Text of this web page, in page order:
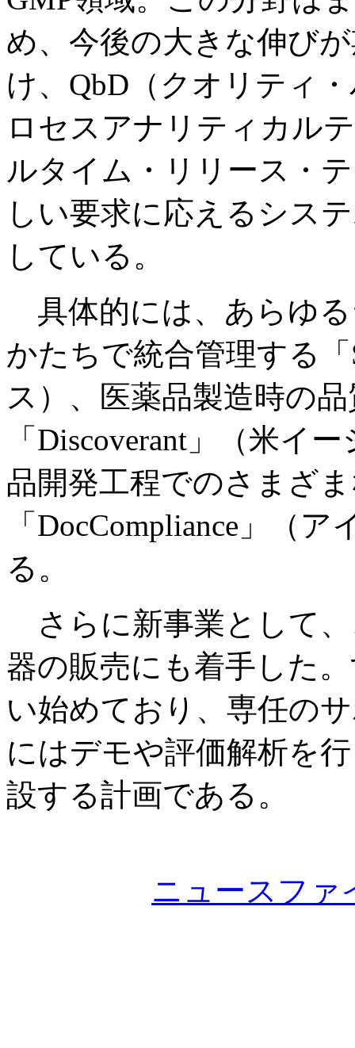
め、今後の大きな伸び
け、QbD（クオリティ
ロセスアナリティカル
ルタイム・リリース・
しい要求に応えるシス
している。
具体的には、あらゆ
かたちで統合管理する
ス）、医薬品製造時の
「Discoverant」（米イ
品開発工程でのさまざ
「DocCompliance」（
る。
さらに新事業として
器の販売にも着手した
い始めており、専任の
にはデモや評価解析を
設する計画である。
ニュースファ